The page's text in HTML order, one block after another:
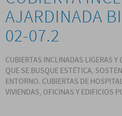
AJARDINADA
02-07.2
CUBIERTAS INCLINADAS LIGERAS Y
QUE SE BUSQUE ESTÉTICA,
ENTORNO. CUBIERTAS DE
VIVIENDAS, OFICINAS Y EDIFICIOS